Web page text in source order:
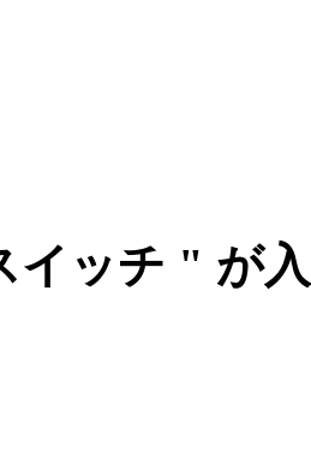
イッチ " が